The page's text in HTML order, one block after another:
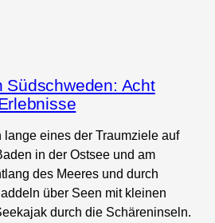
Südschweden: Acht
eines der Traumziele auf
in der Ostsee und am
des Meeres und durch
über Seen mit kleinen
durch die Schäreninseln.